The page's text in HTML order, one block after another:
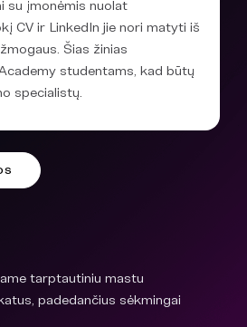
su įmonėmis nuolat
CV ir LinkedIn jie nori matyti iš
Šias žinias
studentams, kad būtų
specialistų.
tarptautiniu mastu
padedančius sėkmingai